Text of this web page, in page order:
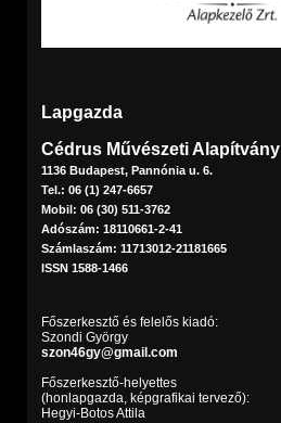
Lapgazda
Cédrus Művészeti Alapítvány
1136 Budapest, Pannónia u. 6.
Tel.: 06 (1) 247-6657
Mobil: 06 (30) 511-3762
Adószám: 18110661-2-41
Számlaszám: 11713012-21181665
ISSN 1588-1466
Főszerkesztő és felelős kiadó:
Szondi György
szon46gy@gmail.com
Főszerkesztő-helyettes
(honlapgazda, képgrafikai tervező):
Hegyi-Botos Attila